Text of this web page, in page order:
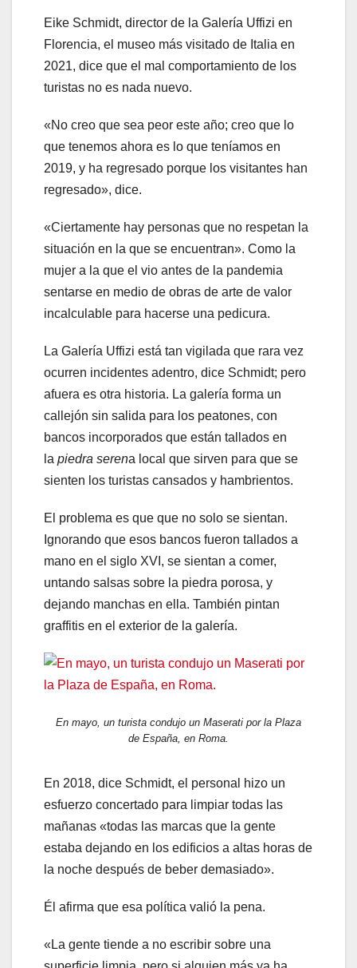
Eike Schmidt, director de la Galería Uffizi en
Florencia, el museo más visitado de Italia en
2021, dice que el mal comportamiento de los
turistas no es nada nuevo.
«No creo que sea peor este año; creo que lo
que tenemos ahora es lo que teníamos en
2019, y ha regresado porque los visitantes han
regresado», dice.
«Ciertamente hay personas que no respetan la
situación en la que se encuentran». Como la
mujer a la que el vio antes de la pandemia
sentarse en medio de obras de arte de valor
incalculable para hacerse una pedicura.
La Galería Uffizi está tan vigilada que rara vez
ocurren incidentes adentro, dice Schmidt; pero
afuera es otra historia. La galería forma un
callejón sin salida para los peatones, con
bancos incorporados que están tallados en
la piedra serena local que sirven para que se
sienten los turistas cansados ​​y hambrientos.
El problema es que que no solo se sientan.
Ignorando que esos bancos fueron tallados a
mano en el siglo XVI, se sientan a comer,
untando salsas sobre la piedra porosa, y
dejando manchas en ella. También pintan
graffitis en el exterior de la galería.
En mayo, un turista condujo un Maserati por la Plaza
de España, en Roma.
En 2018, dice Schmidt, el personal hizo un
esfuerzo concertado para limpiar todas las
mañanas «todas las marcas que la gente
estaba dejando en los edificios a altas horas de
la noche después de beber demasiado».
Él afirma que esa política valió la pena.
«La gente tiende a no escribir sobre una